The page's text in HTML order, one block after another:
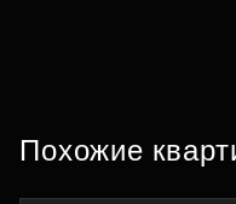
Похожие